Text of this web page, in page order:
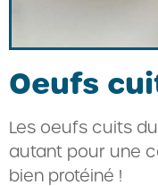
Oeufs
Les oeufs cuits
autant pour une
bien protéiné !